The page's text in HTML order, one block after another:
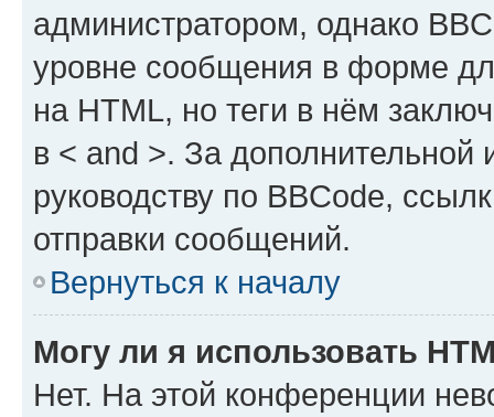
администратором, однако
уровне сообщения в форме
на HTML, но теги в нём
в < and >. За
руководству по BBCode,
отправки сообщений.
Вернуться к началу
Могу ли я использовать
Нет. На этой конференции